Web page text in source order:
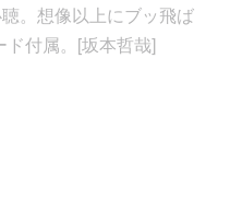
。想像以上にブッ飛ば
ド付属。[坂本哲哉]